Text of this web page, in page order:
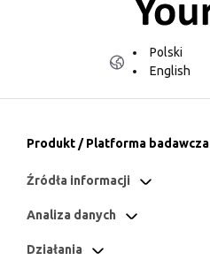
Polski
English
Produkt / Platforma badawcza
Źródła informacji
Analiza danych
Działania